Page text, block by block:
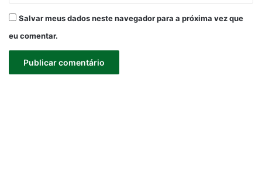
Salvar meus dados neste navegador para a próxima vez que
eu comentar.